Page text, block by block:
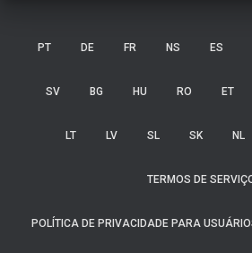
PT DE FR NS ES
SV BG HU RO ET
LT LV SL SK NL
TERMOS DE
POLÍTICA DE PRIVACIDADE PARA